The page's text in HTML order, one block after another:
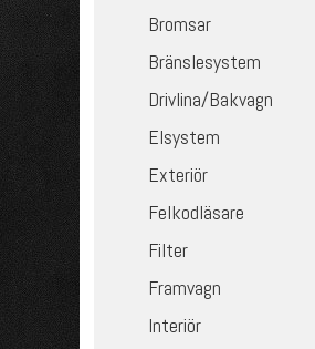
Bromsar
Bränslesystem
Drivlina/Bakvagn
Elsystem
Exteriör
Felkodläsare
Filter
Framvagn
Interiör